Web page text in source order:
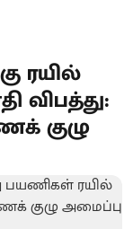
ரயில்
விபத்து:
குழு